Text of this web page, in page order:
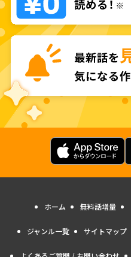
ホーム 無料話増量
ジャンル一覧 サイトマップ